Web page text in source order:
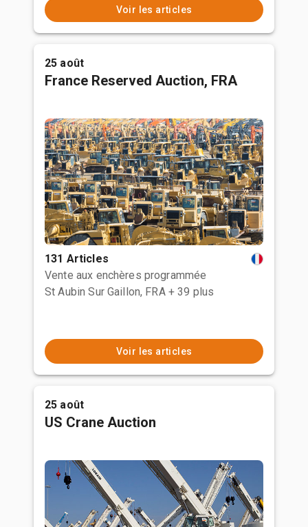
Voir les articles
25 août
France Reserved Auction, FRA
131 Articles
Vente aux enchères programmée
St Aubin Sur Gaillon, FRA + 39 plus
Voir les articles
25 août
US Crane Auction